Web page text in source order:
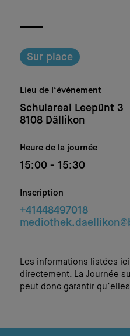
Sur place
Lieu de l‘évènement
Schulareal Leepünt 3
8108 Dällikon
Heure de la journée
15:00 - 15:30
Inscription
+41448497018
Les informations listées
directement. La Journée
peut donc garantir